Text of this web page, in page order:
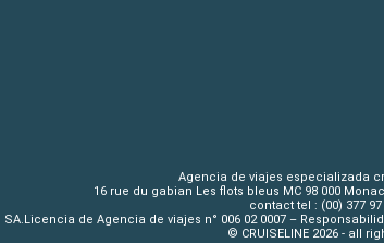
Agencia de viajes especializada
16 rue du gabian Les flots bleus MC 98 000
contact tel : (00) 377 97
SA.Licencia de Agencia de viajes n° 006 02 0007 –
© CRUISELINE 2026 - all